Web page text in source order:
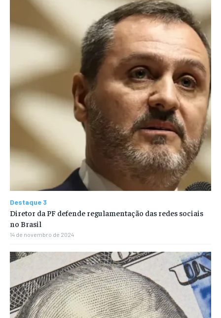
Destaque 3
Diretor da PF defende regulamentação das redes sociais
no Brasil
14 de novembro de 2024